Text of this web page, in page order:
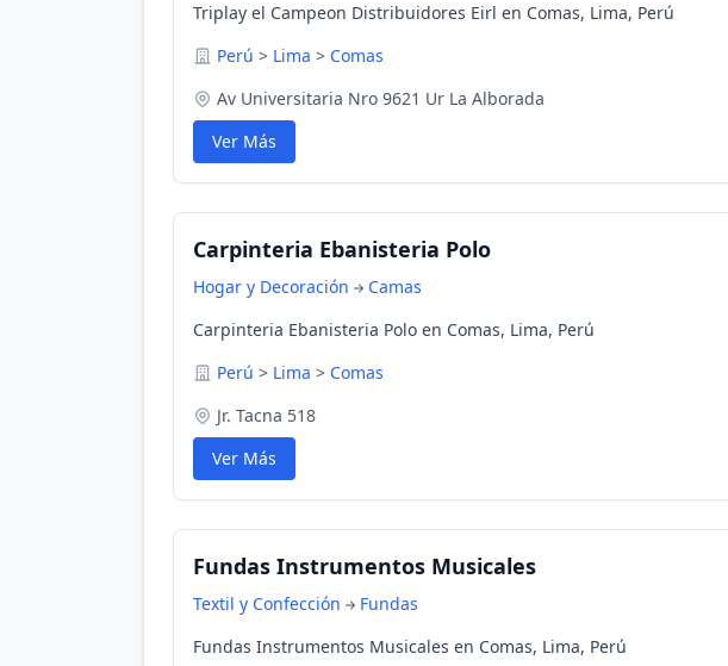
Triplay el Campeon Distribuidores Eirl en Comas, Lima, Perú
Perú > Lima > Comas
Av Universitaria Nro 9621 Ur La Alborada
Ver Más
Carpinteria Ebanisteria Polo
Hogar y Decoración
Camas
Carpinteria Ebanisteria Polo en Comas, Lima, Perú
Perú > Lima > Comas
Jr. Tacna 518
Ver Más
Fundas Instrumentos Musicales
Textil y Confección
Fundas
Fundas Instrumentos Musicales en Comas, Lima, Perú